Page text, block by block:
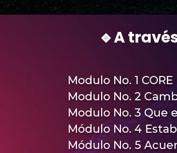
🔹A
Modulo No. 1 CORE
Modulo No. 2
Modulo No. 3 Que
Módulo No. 4
Módulo No. 5